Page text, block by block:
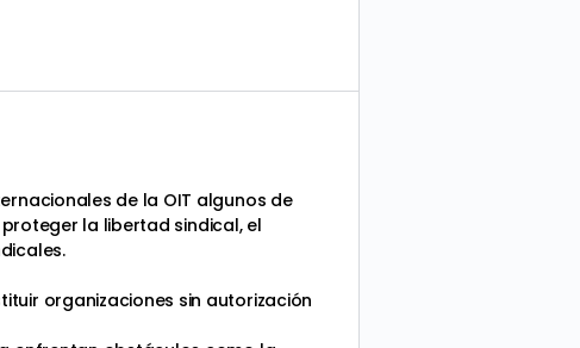
de la OIT algunos de
la libertad sindical, el
organizaciones sin autorización